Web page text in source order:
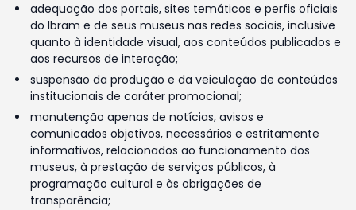
adequação dos portais, sites temáticos e perfis oficiais
do Ibram e de seus museus nas redes sociais, inclusive
quanto à identidade visual, aos conteúdos publicados e
aos recursos de interação;
suspensão da produção e da veiculação de conteúdos
institucionais de caráter promocional;
manutenção apenas de notícias, avisos e
comunicados objetivos, necessários e estritamente
informativos, relacionados ao funcionamento dos
museus, à prestação de serviços públicos, à
programação cultural e às obrigações de
transparência;